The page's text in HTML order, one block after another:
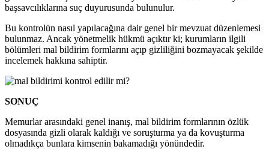
başsavcılıklarına suç duyurusunda bulunulur.
Bu kontrolün nasıl yapılacağına dair genel bir mevzuat düzenlemesi
bulunmaz. Ancak yönetmelik hükmü açıktır ki; kurumların ilgili
bölümleri mal bildirim formlarını açıp gizliliğini bozmayacak şekilde
incelemek hakkına sahiptir.
SONUÇ
Memurlar arasındaki genel inanış, mal bildirim formlarının özlük
dosyasında gizli olarak kaldığı ve soruşturma ya da kovuşturma
olmadıkça bunlara kimsenin bakamadığı yönündedir.